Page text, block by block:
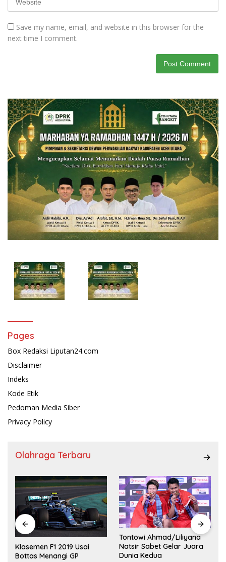
Save my name, email, and website in this browser for the
next time I comment.
Pages
Box Redaksi Liputan24.com
Disclaimer
Indeks
Kode Etik
Pedoman Media Siber
Privacy Policy
Olahraga Terbaru
Klasemen F1 2019 Usai
Bottas Menangi GP
Tontowi Ahmad/Liliyana
Natsir Sabet Gelar Juara
Dunia Kedua